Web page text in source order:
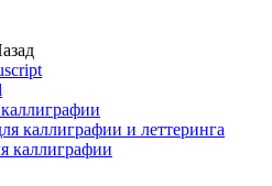
каллиграфии и леттеринга
каллиграфии